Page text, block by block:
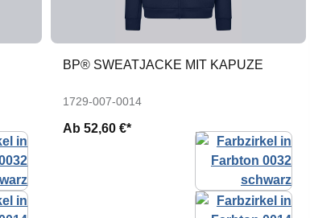
BP® SWEATJACKE MIT KAPUZE
1729-007-0014
Ab52,60 €*